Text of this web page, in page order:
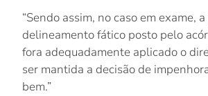
“Sendo assim, no caso em exame,
delineamento fático posto pelo
fora adequadamente aplicado o
ser mantida a decisão de
bem.”